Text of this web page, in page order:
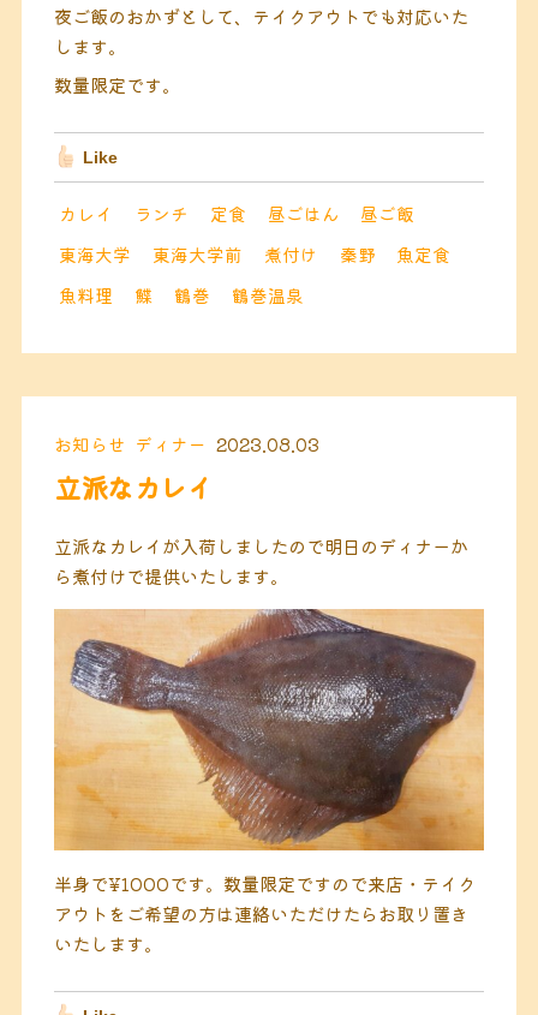
夜ご飯のおかずとして、テイクアウトでも対応いた
します。
数量限定です。
Like
カレイ ランチ 定食 昼ごはん
昼ご飯
東海大学
東海大学前 煮付け 秦野
魚定食
魚料理
鰈 鶴巻 鶴巻温泉
お知らせ ディナー 2023.08.03
立派なカレイ
立派なカレイが入荷しましたので明日のディナーか
ら煮付けで提供いたします。
半身で¥1000です。数量限定ですので来店・テイク
アウトをご希望の方は連絡いただけたらお取り置き
いたします。